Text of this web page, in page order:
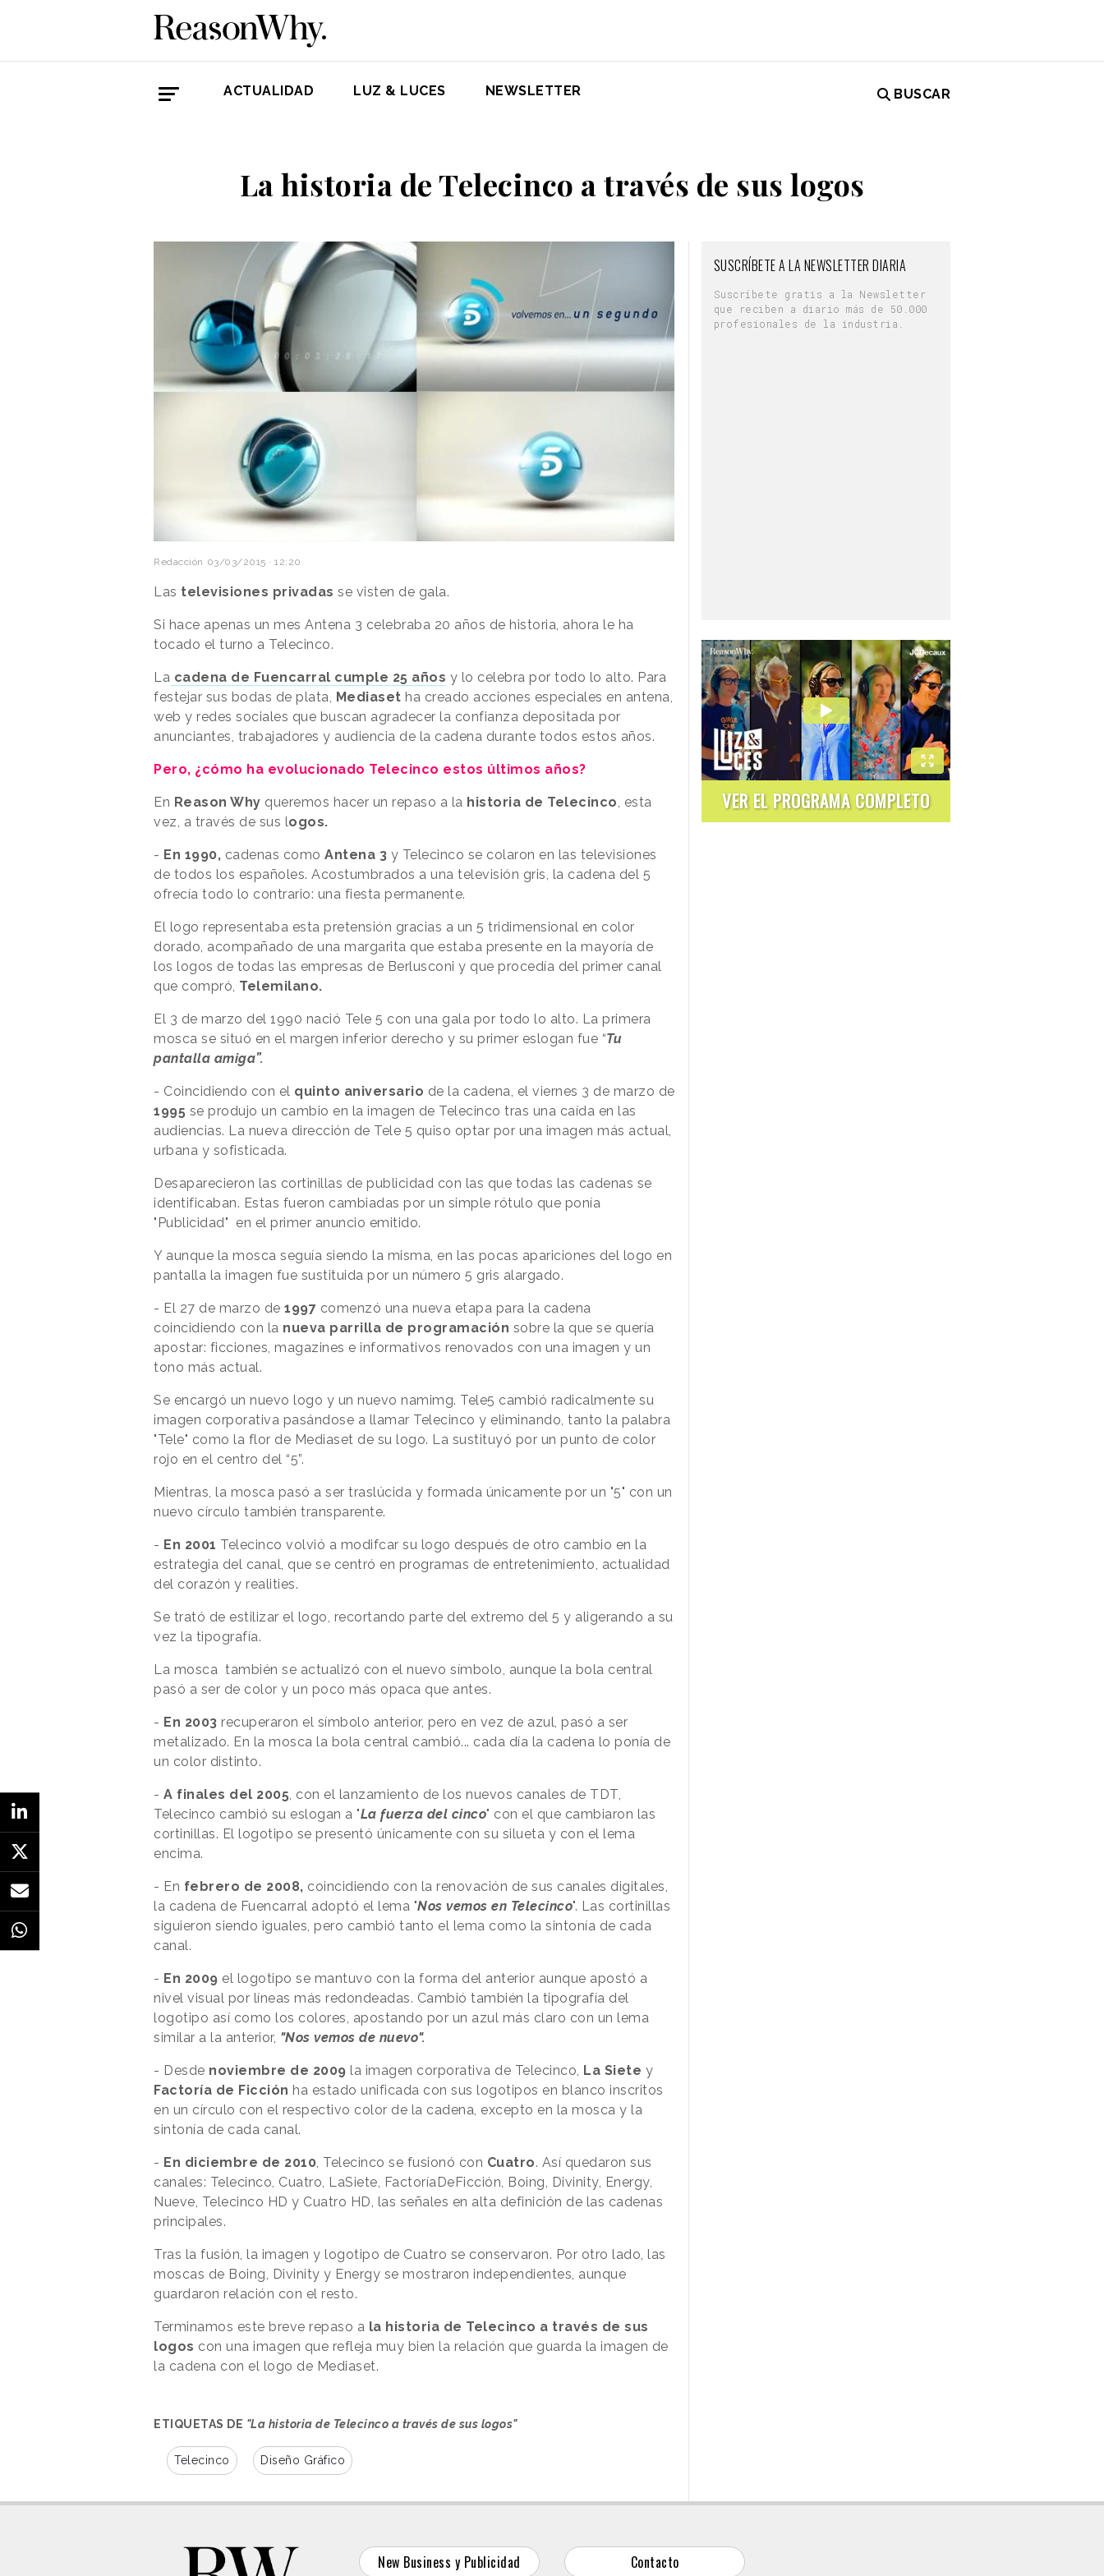
ACTUALIDAD LUZ & LUCES NEWSLETTER BUSCAR
La historia de Telecinco a través de sus logos
Redacción 03/03/2015 · 12:20
Las televisiones privadas se visten de gala.
Si hace apenas un mes Antena 3 celebraba 20 años de historia, ahora le ha
tocado el turno a Telecinco.
La cadena de Fuencarral cumple 25 años y lo celebra por todo lo alto. Para
festejar sus bodas de plata, Mediaset ha creado acciones especiales en antena,
web y redes sociales que buscan agradecer la confianza depositada por
anunciantes, trabajadores y audiencia de la cadena durante todos estos años.
Pero, ¿cómo ha evolucionado Telecinco estos últimos años?
En Reason Why queremos hacer un repaso a la historia de Telecinco , esta
vez, a través de sus logos.
- En 1990, cadenas como Antena 3 y Telecinco se colaron en las televisiones
de todos los españoles. Acostumbrados a una televisión gris, la cadena del 5
ofrecía todo lo contrario: una fiesta permanente.
El logo representaba esta pretensión gracias a un 5 tridimensional en color
dorado, acompañado de una margarita que estaba presente en la mayoría de
los logos de todas las empresas de Berlusconi y que procedía del primer canal
que compró, Telemilano.
El 3 de marzo del 1990 nació Tele 5 con una gala por todo lo alto. La primera
mosca se situó en el margen inferior derecho y su primer eslogan fue “Tu
pantalla amiga”.
- Coincidiendo con el quinto aniversario de la cadena, el viernes 3 de marzo de
1995 se produjo un cambio en la imagen de Telecinco tras una caída en las
audiencias. La nueva dirección de Tele 5 quiso optar por una imagen más actual,
urbana y sofisticada.
Desaparecieron las cortinillas de publicidad con las que todas las cadenas se
identificaban. Estas fueron cambiadas por un simple rótulo que ponía
"Publicidad" en el primer anuncio emitido.
Y aunque la mosca seguía siendo la misma, en las pocas apariciones del logo en
pantalla la imagen fue sustituida por un número 5 gris alargado.
- El 27 de marzo de 1997 comenzó una nueva etapa para la cadena
coincidiendo con la nueva parrilla de programación sobre la que se quería
apostar: ficciones, magazines e informativos renovados con una imagen y un
tono más actual.
Se encargó un nuevo logo y un nuevo namimg. Tele5 cambió radicalmente su
imagen corporativa pasándose a llamar Telecinco y eliminando, tanto la palabra
"Tele" como la flor de Mediaset de su logo. La sustituyó por un punto de color
rojo en el centro del “5”.
Mientras, la mosca pasó a ser traslúcida y formada únicamente por un "5" con un
nuevo círculo también transparente.
- En 2001 Telecinco volvió a modifcar su logo después de otro cambio en la
estrategia del canal, que se centró en programas de entretenimiento, actualidad
del corazón y realities.
Se trató de estilizar el logo, recortando parte del extremo del 5 y aligerando a su
vez la tipografía.
La mosca también se actualizó con el nuevo símbolo, aunque la bola central
pasó a ser de color y un poco más opaca que antes.
- En 2003 recuperaron el símbolo anterior, pero en vez de azul, pasó a ser
metalizado. En la mosca la bola central cambió... cada día la cadena lo ponía de
un color distinto.
- A finales del 2005 , con el lanzamiento de los nuevos canales de TDT,
Telecinco cambió su eslogan a "La fuerza del cinco" con el que cambiaron las
cortinillas. El logotipo se presentó únicamente con su silueta y con el lema
encima.
- En febrero de 2008, coincidiendo con la renovación de sus canales digitales,
la cadena de Fuencarral adoptó el lema "Nos vemos en Telecinco". Las cortinillas
siguieron siendo iguales, pero cambió tanto el lema como la sintonía de cada
canal.
- En 2009 el logotipo se mantuvo con la forma del anterior aunque apostó a
nivel visual por líneas más redondeadas. Cambió también la tipografía del
logotipo así como los colores, apostando por un azul más claro con un lema
similar a la anterior, "Nos vemos de nuevo".
- Desde noviembre de 2009 la imagen corporativa de Telecinco, La Siete y
Factoría de Ficción ha estado unificada con sus logotipos en blanco inscritos
en un círculo con el respectivo color de la cadena, excepto en la mosca y la
sintonía de cada canal.
- En diciembre de 2010 , Telecinco se fusionó con Cuatro. Así quedaron sus
canales: Telecinco, Cuatro, LaSiete, FactoríaDeFicción, Boing, Divinity, Energy,
Nueve, Telecinco HD y Cuatro HD, las señales en alta definición de las cadenas
principales.
Tras la fusión, la imagen y logotipo de Cuatro se conservaron. Por otro lado, las
moscas de Boing, Divinity y Energy se mostraron independientes, aunque
guardaron relación con el resto.
Terminamos este breve repaso a la historia de Telecinco a través de sus
logos con una imagen que refleja muy bien la relación que guarda la imagen de
la cadena con el logo de Mediaset.
ETIQUETAS DE "La historia de Telecinco a través de sus logos"
Telecinco Diseño Gráfico
SUSCRÍBETE A LA NEWSLETTER DIARIA
Suscríbete gratis a la Newsletter
que reciben a diario más de 50.000
profesionales de la industria.
VER EL PROGRAMA COMPLETO
New Business y Publicidad Contacto